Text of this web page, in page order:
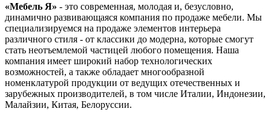
«Мебель Я» - это современная, молодая и, безусловно,
динамично развивающаяся компания по продаже мебели. Мы
специализируемся на продаже элементов интерьера
различного стиля - от классики до модерна, которые смогут
стать неотъемлемой частицей любого помещения. Наша
компания имеет широкий набор технологических
возможностей, а также обладает многообразной
номенклатурой продукции от ведущих отечественных и
зарубежных производителей, в том числе Италии, Индонезии,
Малайзии, Китая, Белоруссии.